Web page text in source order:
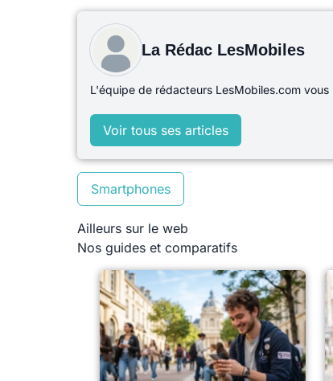
La Rédac LesMobiles
L'équipe de rédacteurs LesMobiles.com
Voir tous ses articles
Smartphones
Ailleurs sur le web
Nos guides et comparatifs